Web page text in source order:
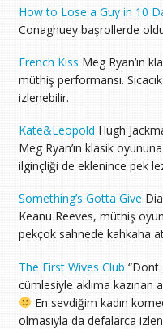
How to Lose a Guy in 10
Conaghuey başrollerde
French Kiss Meg Ryan’ın
müthiş performansı.
izlenebilir.
Kate&Leopold Hugh
Meg Ryan’ın klasik
ilginçliği de eklenince pek
Something’s Gotta Give
Keanu Reeves, müthiş
pekçok sahnede kahkaha
The First Wives Club “Dont
cümlesiyle aklıma
En sevdiğim kadın
olmasıyla da defalarca